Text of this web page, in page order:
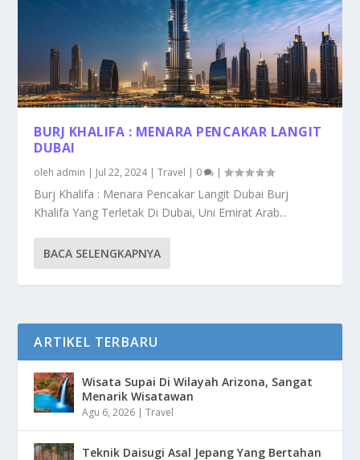
BURJ KHALIFA : MENARA PENCAKAR LANGIT
DUBAI
oleh admin | Jul 22, 2024|Travel | 0 |
Burj Khalifa : Menara Pencakar Langit Dubai Burj
Khalifa Yang Terletak Di Dubai, Uni Emirat Arab...
BACA SELENGKAPNYA
ARTIKEL TERBARU
Wisata Supai Di Wilayah Arizona, Sangat
Menarik Wisatawan
Agu 6, 2026 |Travel
Teknik Daisugi Asal Jepang Yang Bertahan